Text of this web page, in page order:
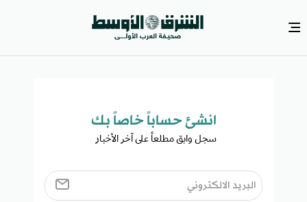
انشئ حساباً خاصاً بك​
سجل وابق مطلعاً على آخر الأخبار ​